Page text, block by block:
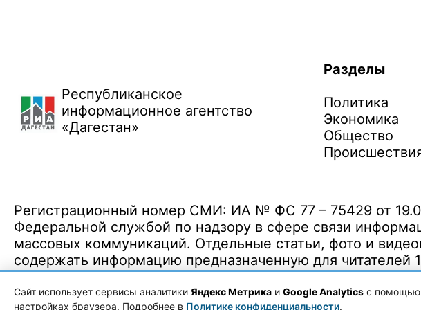
Республиканское
информационное агентство
«Дагестан»
Разделы
Политика
Экономика
Общество
Регистрационный номер СМИ: ИА № ФС 77 – 75429 от
Федеральной службой по надзору в сфере связи
массовых коммуникаций. Отдельные статьи, фото и
содержать информацию предназначенную для читателей
Сайт использует сервисы аналитики Яндекс Метрика и Google Analytics с помощью
настройках браузера. Подробнее в Политике конфиденциальности.